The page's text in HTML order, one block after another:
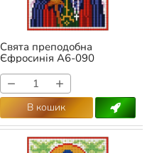
Свята преподобна
Єфросинія А6-090
− +
В кошик